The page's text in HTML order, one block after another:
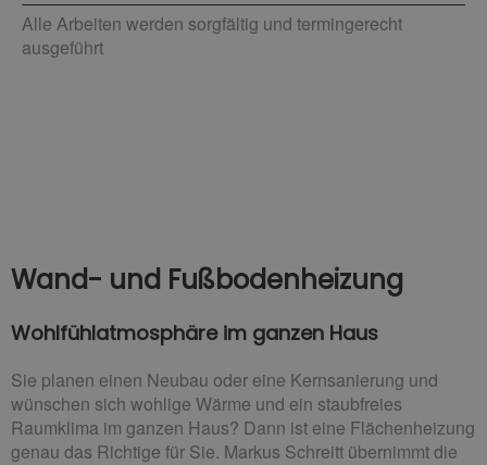
Alle Arbeiten werden sorgfältig und termingerecht
ausgeführt
Wand- und Fußbodenheizung
Wohlfühlatmosphäre im ganzen Haus
Sie planen einen Neubau oder eine Kernsanierung und
wünschen sich wohlige Wärme und ein staubfreies
Raumklima im ganzen Haus? Dann ist eine Flächenheizung
genau das Richtige für Sie. Markus Schreitt übernimmt die